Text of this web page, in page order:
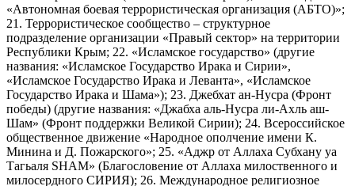
«Автономная боевая террористическая организация (АБТО)»;
21. Террористическое сообщество – структурное
подразделение организации «Правый сектор» на территории
Республики Крым; 22. «Исламское государство» (другие
названия: «Исламское Государство Ирака и Сирии»,
«Исламское Государство Ирака и Леванта», «Исламское
Государство Ирака и Шама»); 23. Джебхат ан-Нусра (Фронт
победы) (другие названия: «Джабха аль-Нусра ли-Ахль аш-
Шам» (Фронт поддержки Великой Сирии); 24. Всероссийское
общественное движение «Народное ополчение имени К.
Минина и Д. Пожарского»; 25. «Аджр от Аллаха Субхану уа
Тагьаля SHAM» (Благословение от Аллаха милоственного и
милосердного СИРИЯ); 26. Международное религиозное